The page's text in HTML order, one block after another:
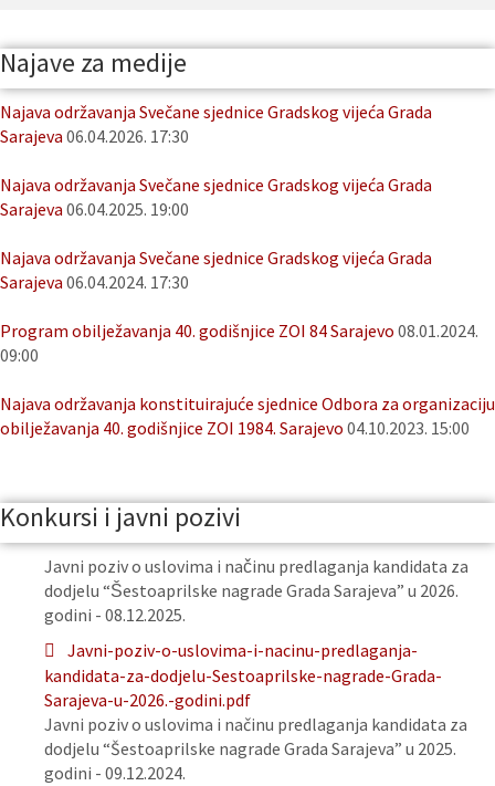
Najave za medije
Najava održavanja Svečane sjednice Gradskog vijeća Grada
Sarajeva 06.04.2026. 17:30
Najava održavanja Svečane sjednice Gradskog vijeća Grada
Sarajeva 06.04.2025. 19:00
Najava održavanja Svečane sjednice Gradskog vijeća Grada
Sarajeva 06.04.2024. 17:30
Program obilježavanja 40. godišnjice ZOI 84 Sarajevo 08.01.2024.
09:00
Najava održavanja konstituirajuće sjednice Odbora za organizaciju
obilježavanja 40. godišnjice ZOI 1984. Sarajevo 04.10.2023. 15:00
Konkursi i javni pozivi
Javni poziv o uslovima i načinu predlaganja kandidata za
dodjelu “Šestoaprilske nagrade Grada Sarajeva” u 2026.
godini - 08.12.2025.
Javni-poziv-o-uslovima-i-nacinu-predlaganja-
kandidata-za-dodjelu-Sestoaprilske-nagrade-Grada-
Sarajeva-u-2026.-godini.pdf
Javni poziv o uslovima i načinu predlaganja kandidata za
dodjelu “Šestoaprilske nagrade Grada Sarajeva” u 2025.
godini - 09.12.2024.